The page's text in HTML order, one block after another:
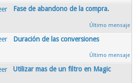
Fase de abandono de la compra.
Duración de las conversiones
Utilizar mas de un filtro en Magic